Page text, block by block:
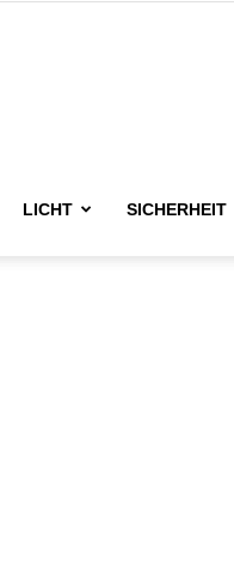
LICHT SICHERHEIT